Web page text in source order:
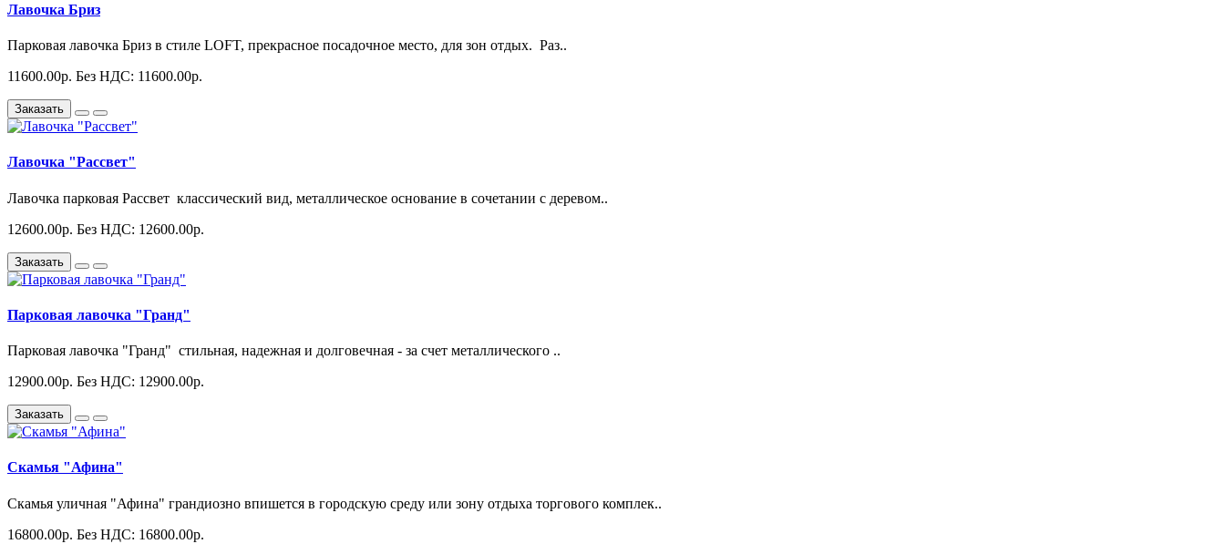
Лавочка Бриз
Парковая лавочка Бриз в стиле LOFT, прекрасное посадочное место, для зон отдых. Раз..
11600.00р. Без НДС: 11600.00р.
Заказать
Лавочка "Рассвет"
Лавочка парковая Рассвет классический вид, металлическое основание в сочетании с деревом..
12600.00р. Без НДС: 12600.00р.
Заказать
Парковая лавочка "Гранд"
Парковая лавочка "Гранд" стильная, надежная и долговечная - за счет металлического ..
12900.00р. Без НДС: 12900.00р.
Заказать
Скамья "Афина"
Скамья уличная "Афина" грандиозно впишется в городскую среду или зону отдыха торгового комплек..
16800.00р. Без НДС: 16800.00р.